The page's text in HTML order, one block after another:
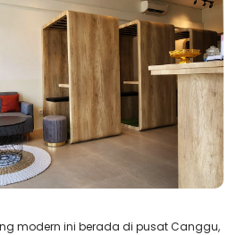
modern ini berada di pusat Canggu,